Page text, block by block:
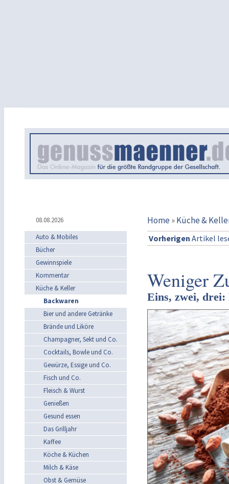
08.08.2026 Home»Küche &
Auto & Mobiles
Bücher
Gewinnspiele
Kommentar
Küche & Keller
Backwaren
Bier und andere Getränke
Brände und Liköre
Champagner, Sekt und Co.
Cocktails, Bowle und Co.
Gewürze, Essige und Co.
Fisch und Co.
Fleisch & Wurst
Genießen
Gesund essen
Das Grilljahr
Kaffee
Köche & Küchen
Milch & Käse
Obst & Gemüse
Vorherigen Artikel
Weniger
Eins, zwei, drei: